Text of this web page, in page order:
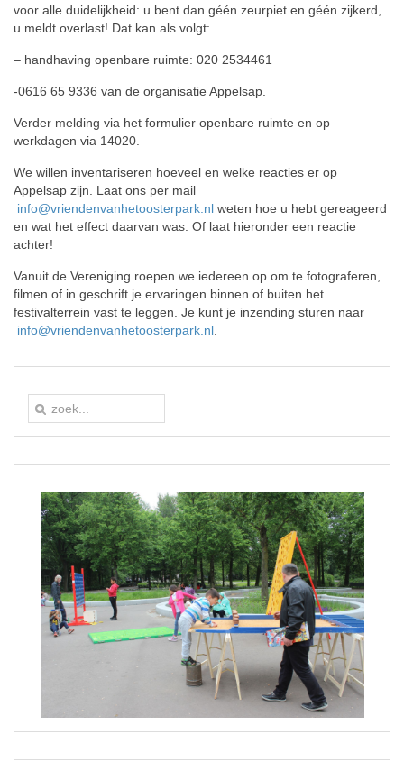
voor alle duidelijkheid: u bent dan géén zeurpiet en géén zijkerd,
u meldt overlast! Dat kan als volgt:
– handhaving openbare ruimte: 020 2534461
-0616 65 9336 van de organisatie Appelsap.
Verder melding via het formulier openbare ruimte en op
werkdagen via 14020.
We willen inventariseren hoeveel en welke reacties er op
Appelsap zijn. Laat ons per mail
info@vriendenvanhetoosterpark.nl weten hoe u hebt gereageerd
en wat het effect daarvan was. Of laat hieronder een reactie
achter!
Vanuit de Vereniging roepen we iedereen op om te fotograferen,
filmen of in geschrift je ervaringen binnen of buiten het
festivalterrein vast te leggen. Je kunt je inzending sturen naar
info@vriendenvanhetoosterpark.nl